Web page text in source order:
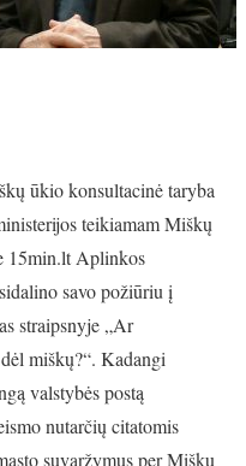
ūkio konsultacinė taryba
teikiamam Miškų
15min.lt Aplinkos
savo požiūriu į
straipsnyje „Ar
miškų?“. Kadangi
valstybės postą
nutarčių citatomis
suvaržymus per Miškų